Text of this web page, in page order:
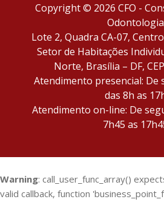
Copyright © 2026 CFO -
Odontologia
Lote 2, Quadra CA-07,
Setor de Habitações
Norte, Brasília – DF,
Atendimento presencial: De
das 8h as
Atendimento on-line: De
7h45 as
Warning: call_user_func_array()
valid callback, function